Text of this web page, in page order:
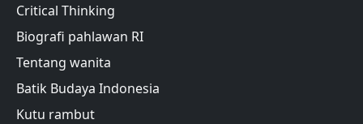
Critical Thinking
Biografi pahlawan RI
Tentang wanita
Batik Budaya Indonesia
Kutu rambut